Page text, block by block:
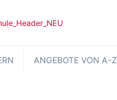
ANGEBOTE VON A-Z